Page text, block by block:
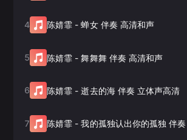
4 陈婧霏 -蝉女 伴奏 高清和声
5 陈婧霏 -舞舞舞 伴奏 高清和声
6 陈婧霏 -逝去的海 伴奏 立体声高清
7 陈婧霏 -我的孤独认出你的孤独 伴